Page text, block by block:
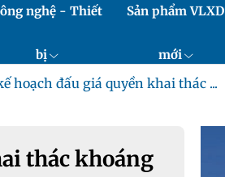
nghệ - Thiết
bị
Sản phẩm VLXD
mới
hoạch đấu giá quyền khai thác ...
thác khoáng